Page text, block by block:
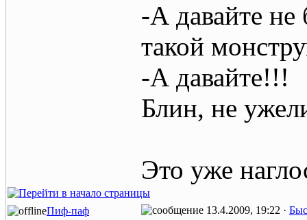
-А давайте
такой
-А давайте!!!
Блин, не
Это уже
Пиф-паф 13.4.2009, 19:22 ·